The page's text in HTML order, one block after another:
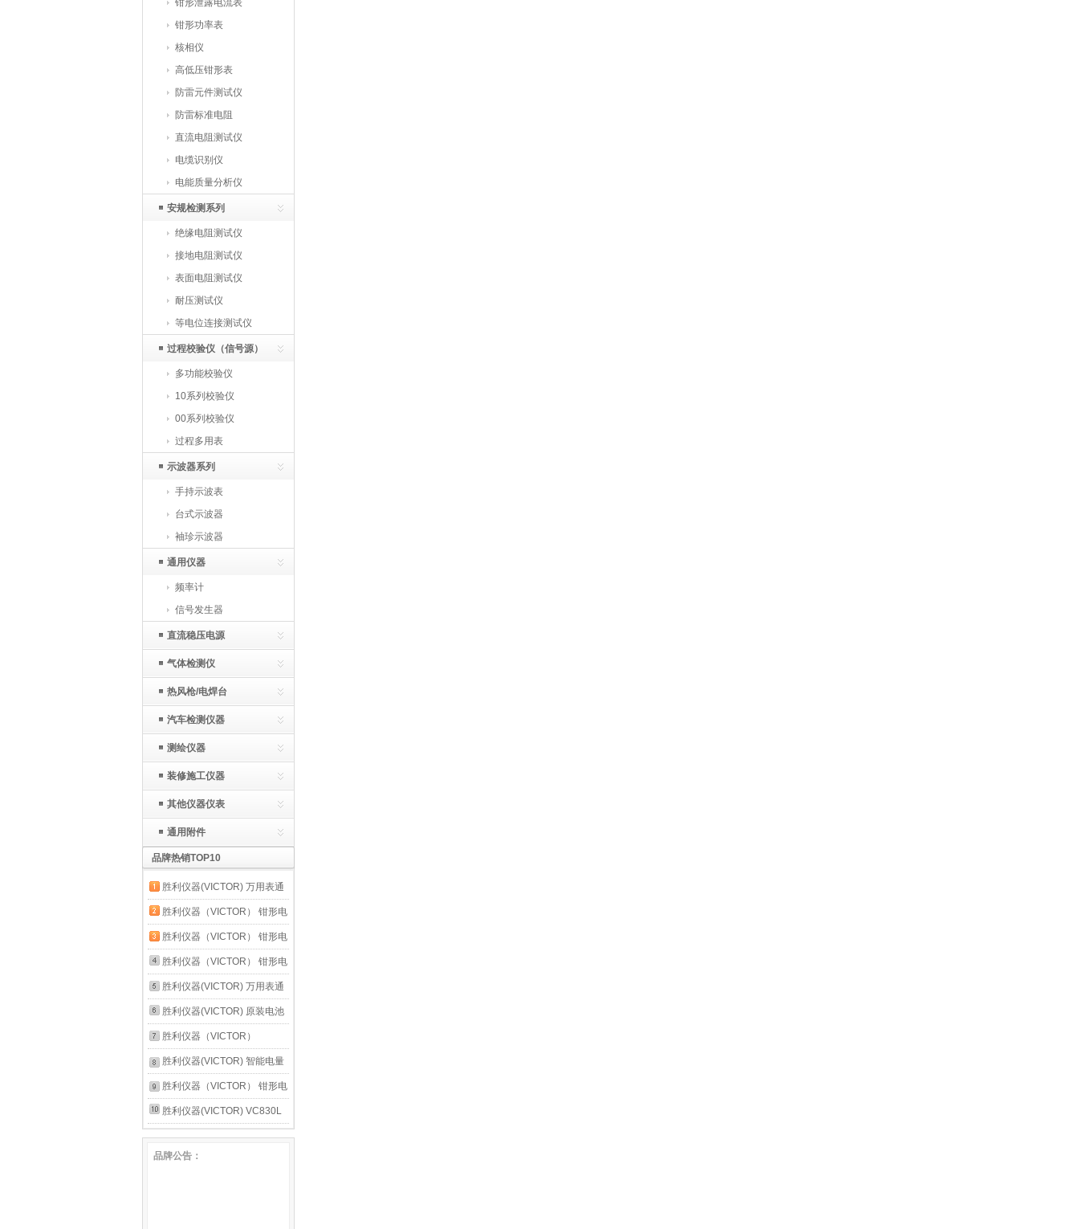
钳形泄露电流表
钳形功率表
核相仪
高低压钳形表
防雷元件测试仪
防雷标准电阻
直流电阻测试仪
电缆识别仪
电能质量分析仪
安规检测系列
绝缘电阻测试仪
接地电阻测试仪
表面电阻测试仪
耐压测试仪
等电位连接测试仪
过程校验仪（信号源）
多功能校验仪
10系列校验仪
00系列校验仪
过程多用表
示波器系列
手持示波表
台式示波器
袖珍示波器
通用仪器
频率计
信号发生器
直流稳压电源
气体检测仪
热风枪/电焊台
汽车检测仪器
测绘仪器
装修施工仪器
其他仪器仪表
通用附件
品牌热销TOP10
胜利仪器(VICTOR) 万用表通
用附件20A表笔表棒CAT III
1000V 20A 胜利20A原装表笔
胜利仪器（VICTOR） 钳形电
流表 数字高精度全自动防烧
钳流电工 VC6017官方标配
胜利仪器（VICTOR） 钳形电
流表 数字高精度全自动防烧
钳流电工 VC6018新款【交流
600A】
胜利仪器（VICTOR） 钳形电
流表 数字高精度全自动防烧
钳流电工 VC6056B【交直流
1000A】
胜利仪器(VICTOR) 万用表通
用附件20A表笔表棒CAT III
1000V 20A 20A特尖特细表笔
胜利仪器(VICTOR) 原装电池
2个 碳性电池6F22 9v叠层式
胜利仪器（VICTOR）
VC868A+ 无铅恒温拆焊台 二
合一热风枪电烙铁
胜利仪器(VICTOR) 智能电量
测量仪功率计 电参数测试仪
高精度电参数表 VC7800官方
胜利仪器（VICTOR） 钳形电
流表 数字高精度全自动防烧
2000A】
胜利仪器(VICTOR) VC830L
数字万用表 学校学生教学用
万用表 VC921标配
品牌公告：